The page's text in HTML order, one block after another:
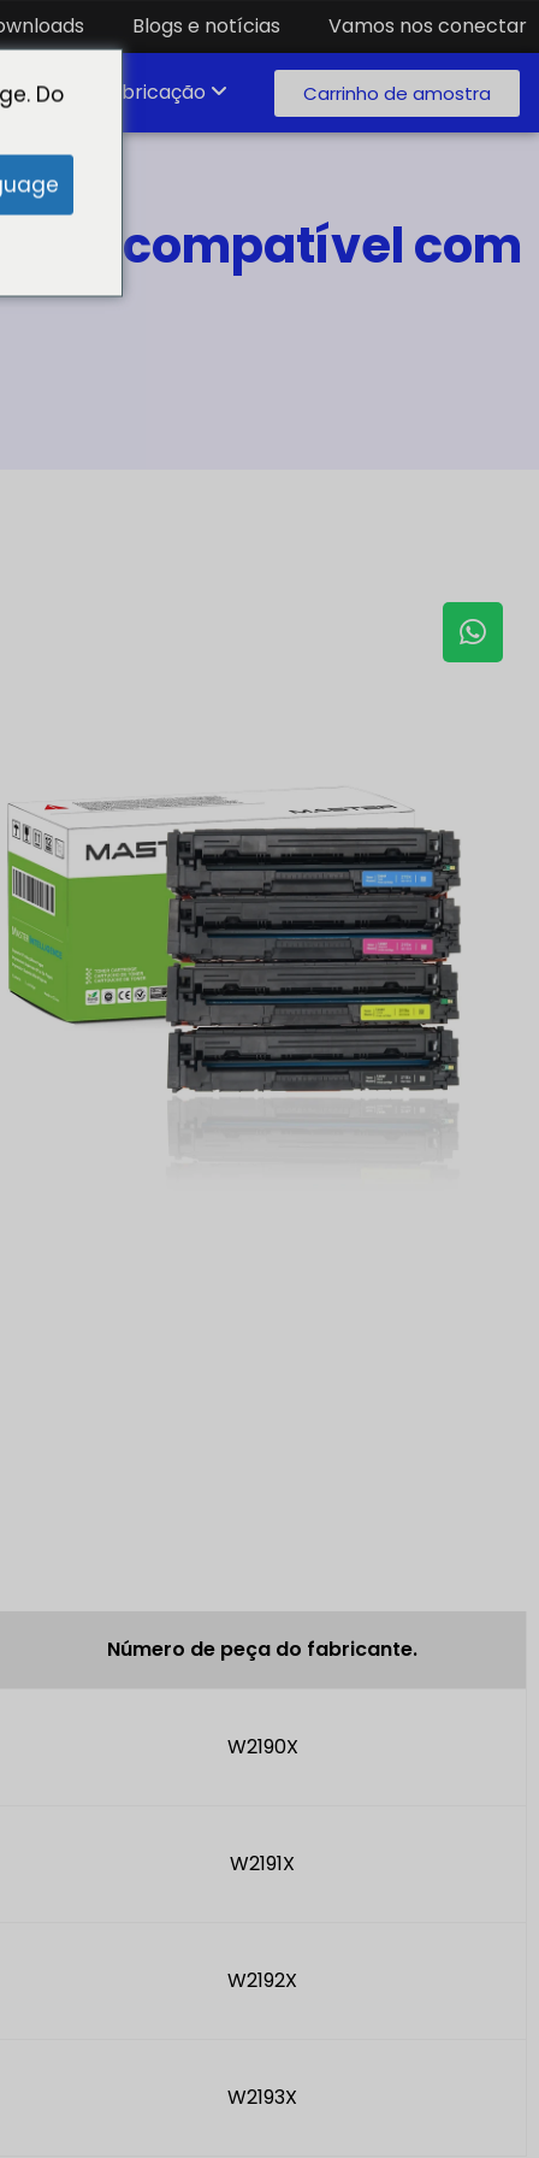
Blogs e notícias Vamos nos conectar
de fabricação Carrinho de amostra
compatível com
Número de peça do fabricante.
W2190X
W2191X
W2192X
W2193X
Do